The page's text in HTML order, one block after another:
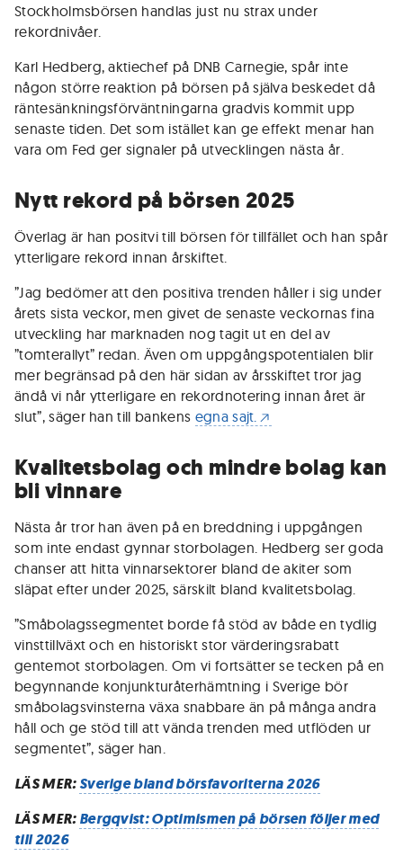
Stockholmsbörsen handlas just nu strax under
rekordnivåer.
Karl Hedberg, aktiechef på DNB Carnegie, spår inte
någon större reaktion på börsen på själva beskedet då
räntesänkningsförväntningarna gradvis kommit upp
senaste tiden. Det som istället kan ge effekt menar han
vara om Fed ger signaler på utvecklingen nästa år.
Nytt rekord på börsen 2025
Överlag är han positvi till börsen för tillfället och han spår
ytterligare rekord innan årskiftet.
”Jag bedömer att den positiva trenden håller i sig under
årets sista veckor, men givet de senaste veckornas fina
utveckling har marknaden nog tagit ut en del av
”tomterallyt” redan. Även om uppgångspotentialen blir
mer begränsad på den här sidan av årsskiftet tror jag
ändå vi når ytterligare en rekordnotering innan året är
slut”, säger han till bankens egna sajt.
Kvalitetsbolag och mindre bolag kan
bli vinnare
Nästa år tror han även på en breddning i uppgången
som inte endast gynnar storbolagen. Hedberg ser goda
chanser att hitta vinnarsektorer bland de akiter som
släpat efter under 2025, särskilt bland kvalitetsbolag.
”Småbolagssegmentet borde få stöd av både en tydlig
vinsttillväxt och en historiskt stor värderingsrabatt
gentemot storbolagen. Om vi fortsätter se tecken på en
begynnande konjunkturåterhämtning i Sverige bör
småbolagsvinsterna växa snabbare än på många andra
håll och ge stöd till att vända trenden med utflöden ur
segmentet”, säger han.
LÄS MER:Sverige bland börsfavoriterna 2026
LÄS MER:Bergqvist: Optimismen på börsen följer med
till 2026